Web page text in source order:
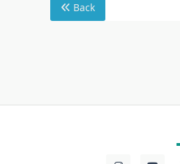
Back